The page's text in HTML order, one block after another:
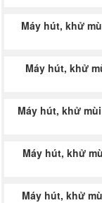
Máy hút, khử
Máy hút, khử
Máy hút, khử
Máy hút, khử
Máy hút, khử